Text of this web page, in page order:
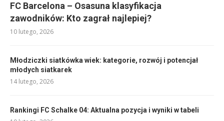
FC Barcelona – Osasuna klasyfikacja
zawodników: Kto zagrał najlepiej?
10 lutego, 2026
Młodziczki siatkówka wiek: kategorie, rozwój i potencjał
młodych siatkarek
14 lutego, 2026
Rankingi FC Schalke 04: Aktualna pozycja i wyniki w tabeli